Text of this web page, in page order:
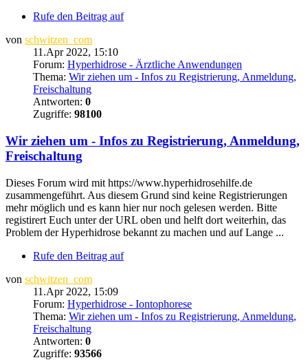
Rufe den Beitrag auf
von schwitzen_com
11.Apr 2022, 15:10
Forum: Hyperhidrose - Ärztliche Anwendungen
Thema: Wir ziehen um - Infos zu Registrierung, Anmeldung,
Freischaltung
Antworten: 0
Zugriffe: 98100
Wir ziehen um - Infos zu Registrierung, Anmeldung,
Freischaltung
Dieses Forum wird mit https://www.hyperhidrosehilfe.de
zusammengeführt. Aus diesem Grund sind keine Registrierungen
mehr möglich und es kann hier nur noch gelesen werden. Bitte
registirert Euch unter der URL oben und helft dort weiterhin, das
Problem der Hyperhidrose bekannt zu machen und auf Lange ...
Rufe den Beitrag auf
von schwitzen_com
11.Apr 2022, 15:09
Forum: Hyperhidrose - Iontophorese
Thema: Wir ziehen um - Infos zu Registrierung, Anmeldung,
Freischaltung
Antworten: 0
Zugriffe: 93566